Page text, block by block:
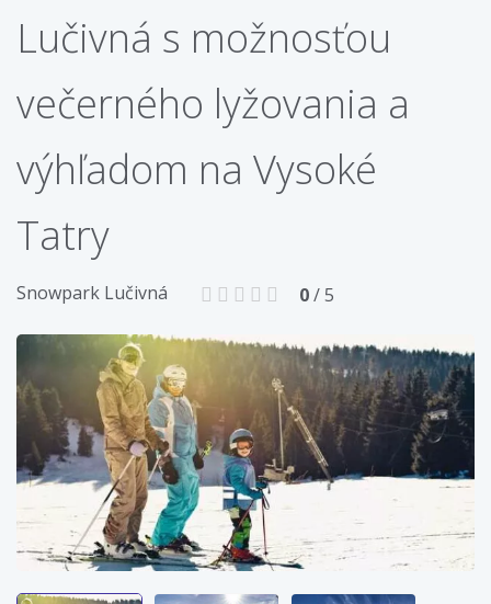
Lučivná s možnosťou
večerného lyžovania a
výhľadom na Vysoké
Tatry
Snowpark Lučivná 0/ 5